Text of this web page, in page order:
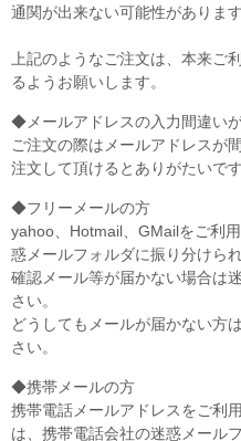
通関が出来ない可能性があります
上記のようなご注文は、本来ご
るようお願いします。
◆メールアドレスの入力間違いが
ご注文の際はメールアドレスが
注文して頂けるとありがたいです
◆フリーメールの方
yahoo、Hotmail、GMailをご利
惑メールフォルダに振り分けら
確認メール等が届かない場合は
さい。
どうしてもメールが届かない方
さい。
◆携帯メールの方
携帯電話メールアドレスをご利
は、携帯電話会社の迷惑メール